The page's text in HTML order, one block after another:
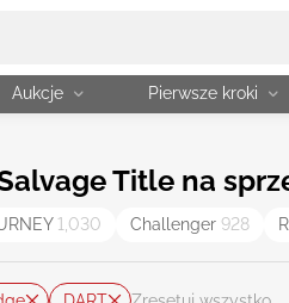
Aukcje Pierwsze kroki
Title na
1,030 Challenger 928